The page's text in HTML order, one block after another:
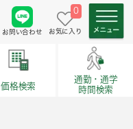
お問い合わせ
0
お気に入り
価格検索
通勤・通学
時間検索